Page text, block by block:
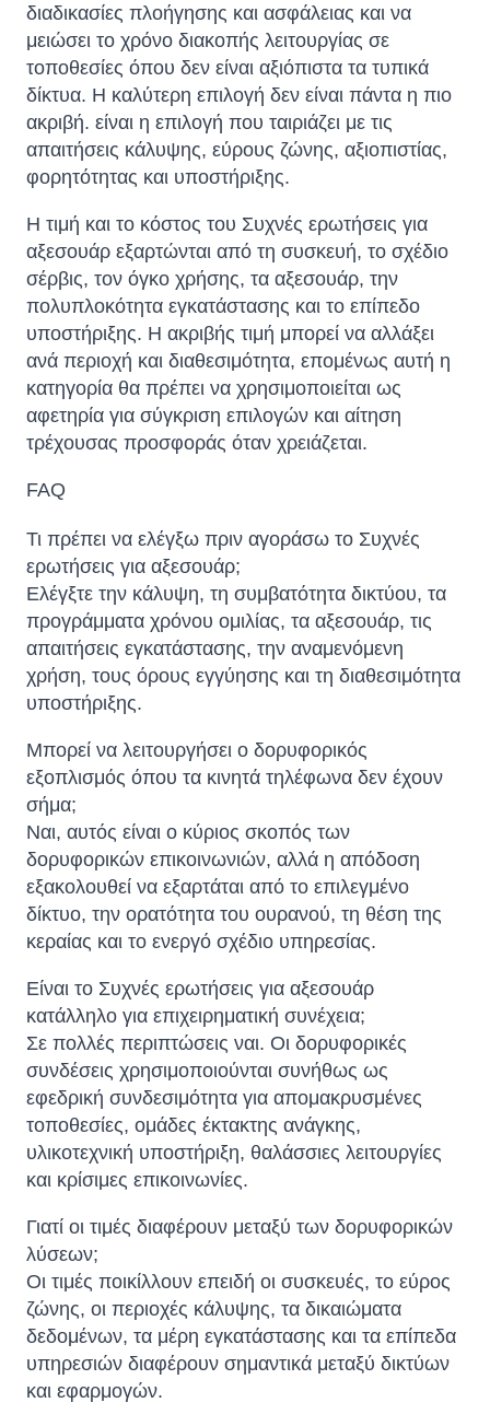
διαδικασίες πλοήγησης και ασφάλειας και να
μειώσει το χρόνο διακοπής λειτουργίας σε
τοποθεσίες όπου δεν είναι αξιόπιστα τα τυπικά
δίκτυα. Η καλύτερη επιλογή δεν είναι πάντα η πιο
ακριβή. είναι η επιλογή που ταιριάζει με τις
απαιτήσεις κάλυψης, εύρους ζώνης, αξιοπιστίας,
φορητότητας και υποστήριξης.
Η τιμή και το κόστος του Συχνές ερωτήσεις για
αξεσουάρ εξαρτώνται από τη συσκευή, το σχέδιο
σέρβις, τον όγκο χρήσης, τα αξεσουάρ, την
πολυπλοκότητα εγκατάστασης και το επίπεδο
υποστήριξης. Η ακριβής τιμή μπορεί να αλλάξει
ανά περιοχή και διαθεσιμότητα, επομένως αυτή η
κατηγορία θα πρέπει να χρησιμοποιείται ως
αφετηρία για σύγκριση επιλογών και αίτηση
τρέχουσας προσφοράς όταν χρειάζεται.
FAQ
Τι πρέπει να ελέγξω πριν αγοράσω το Συχνές
ερωτήσεις για αξεσουάρ;
Ελέγξτε την κάλυψη, τη συμβατότητα δικτύου, τα
προγράμματα χρόνου ομιλίας, τα αξεσουάρ, τις
απαιτήσεις εγκατάστασης, την αναμενόμενη
χρήση, τους όρους εγγύησης και τη διαθεσιμότητα
υποστήριξης.
Μπορεί να λειτουργήσει ο δορυφορικός
εξοπλισμός όπου τα κινητά τηλέφωνα δεν έχουν
σήμα;
Ναι, αυτός είναι ο κύριος σκοπός των
δορυφορικών επικοινωνιών, αλλά η απόδοση
εξακολουθεί να εξαρτάται από το επιλεγμένο
δίκτυο, την ορατότητα του ουρανού, τη θέση της
κεραίας και το ενεργό σχέδιο υπηρεσίας.
Είναι το Συχνές ερωτήσεις για αξεσουάρ
κατάλληλο για επιχειρηματική συνέχεια;
Σε πολλές περιπτώσεις ναι. Οι δορυφορικές
συνδέσεις χρησιμοποιούνται συνήθως ως
εφεδρική συνδεσιμότητα για απομακρυσμένες
τοποθεσίες, ομάδες έκτακτης ανάγκης,
υλικοτεχνική υποστήριξη, θαλάσσιες λειτουργίες
και κρίσιμες επικοινωνίες.
Γιατί οι τιμές διαφέρουν μεταξύ των δορυφορικών
λύσεων;
Οι τιμές ποικίλλουν επειδή οι συσκευές, το εύρος
ζώνης, οι περιοχές κάλυψης, τα δικαιώματα
δεδομένων, τα μέρη εγκατάστασης και τα επίπεδα
υπηρεσιών διαφέρουν σημαντικά μεταξύ δικτύων
και εφαρμογών.